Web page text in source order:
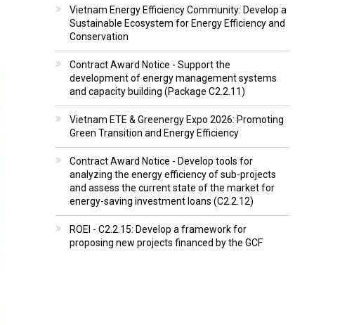
Vietnam Energy Efficiency Community: Develop a
Sustainable Ecosystem for Energy Efficiency and
Conservation
Contract Award Notice - Support the
development of energy management systems
and capacity building (Package C2.2.11)
Vietnam ETE & Greenergy Expo 2026: Promoting
Green Transition and Energy Efficiency
Contract Award Notice - Develop tools for
analyzing the energy efficiency of sub-projects
and assess the current state of the market for
energy-saving investment loans (C2.2.12)
ROEI - C2.2.15: Develop a framework for
proposing new projects financed by the GCF